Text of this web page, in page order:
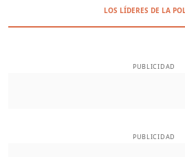
LOS LÍDERES DE LA
PUBLICIDAD
PUBLICIDAD